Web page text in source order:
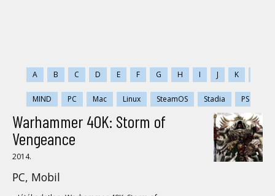
A B C D E F G H I J K
MIND PC Mac Linux SteamOS Stadia PS
Warhammer 40K: Storm of
Vengeance
2014.
PC, Mobil